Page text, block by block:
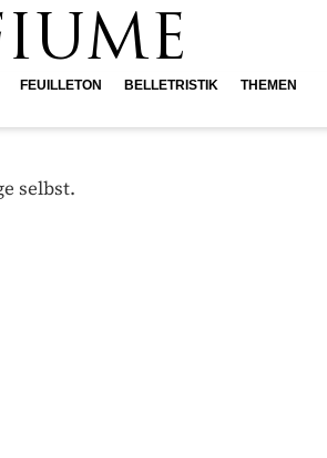
FEUILLETON BELLETRISTIK THEMEN
selbst.